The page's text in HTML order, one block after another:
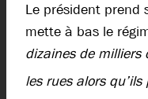
Le président prend
mette à bas le
dizaines de milliers
les rues alors